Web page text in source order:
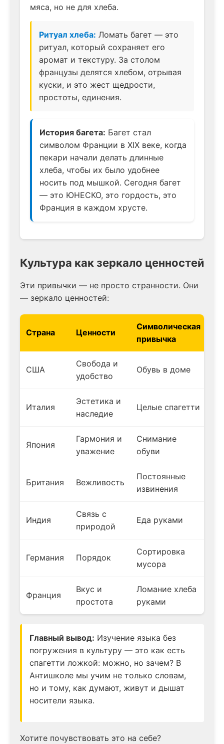
мяса, но не для хлеба.
Ритуал хлеба: Ломать багет — это
ритуал, который сохраняет его
аромат и текстуру. За столом
французы делятся хлебом, отрывая
куски, и это жест щедрости,
простоты, единения.
История багета: Багет стал
символом Франции в XIX веке, когда
пекари начали делать длинные
хлеба, чтобы их было удобнее
носить под мышкой. Сегодня багет
— это ЮНЕСКО, это гордость, это
Франция в каждом хрусте.
Культура как зеркало ценностей
Эти привычки — не просто странности. Они
— зеркало ценностей:
Страна Ценности
Символическая
привычка
США
Свобода и
удобство
Обувь в доме
Италия
Эстетика и
наследие
Целые спагетти
Япония
Гармония и
уважение
Снимание
обуви
Британия Вежливость
Постоянные
извинения
Индия
Связь с
природой
Еда руками
Германия Порядок
Сортировка
мусора
Франция
Вкус и
простота
Ломание хлеба
руками
Главный вывод: Изучение языка без
погружения в культуру — это как есть
спагетти ложкой: можно, но зачем? В
Антишколе мы учим не только словам,
но и тому, как думают, живут и дышат
носители языка.
Хотите почувствовать это на себе?